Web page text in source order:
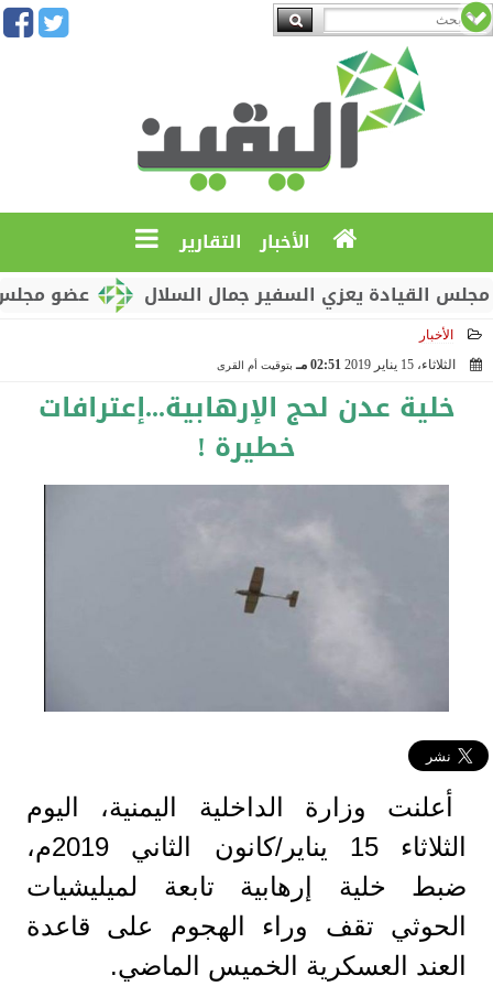
الأخبار التقارير
عضو مجلس
يعزي السفير جمال السلال
الأخبار
الثلاثاء، 15 يناير 2019
02:51 مـ بتوقيت أم القرى
خلية عدن لحج الإرهابية...إعترافات
خطيرة !
أعلنت وزارة الداخلية اليمنية، اليوم
الثلاثاء 15 يناير/كانون الثاني 2019م،
ضبط خلية إرهابية تابعة لميليشيات
الحوثي تقف وراء الهجوم على قاعدة
العند العسكرية الخميس الماضي.